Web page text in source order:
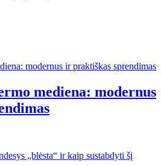
mediena: modernus